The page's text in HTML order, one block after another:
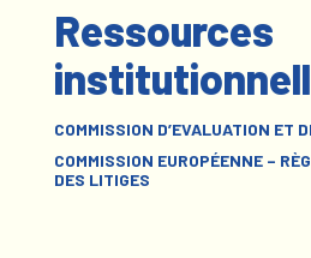
Ressources
COMMISSION D’EVALUATION ET
COMMISSION EUROPÉENNE –
DES LITIGES